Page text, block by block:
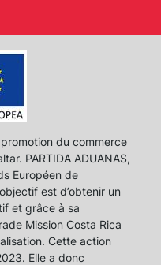
du commerce
PARTIDA ADUANAS,
Européen de
est d’obtenir un
et grâce à sa
Mission Costa Rica
Cette action
Elle a donc